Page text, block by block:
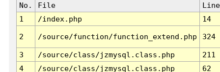
No. File
Line
1
/index.php 14
2 /source/function/function_extend.php 324
3 /source/class/jzmysql.class.php
211
4
/source/class/jzmysql.class.php
62